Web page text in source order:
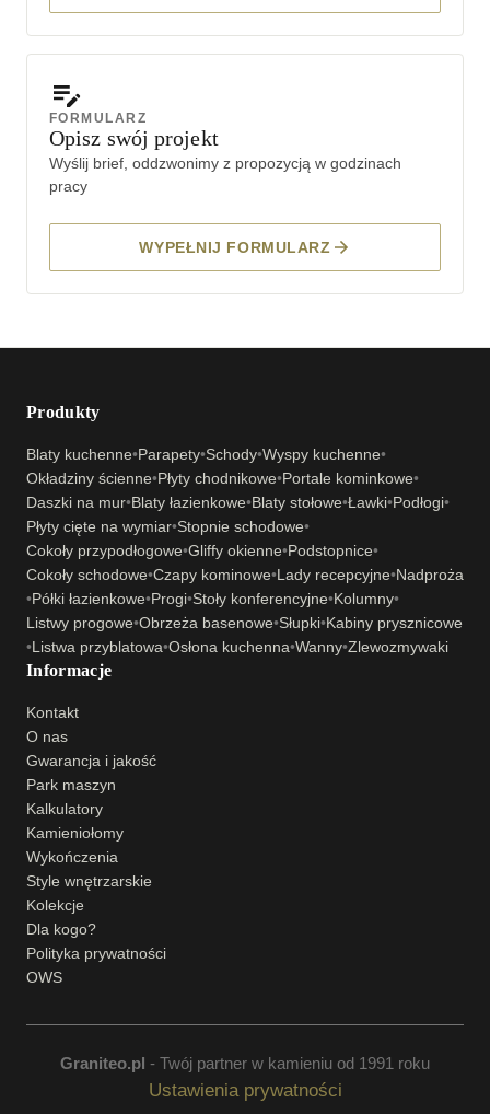
FORMULARZ
Opisz swój projekt
Wyślij brief, oddzwonimy z propozycją w godzinach
pracy
WYPEŁNIJ FORMULARZ
Produkty
Blaty kuchenne•Parapety•Schody•Wyspy kuchenne•
Okładziny ścienne•Płyty chodnikowe•Portale kominkowe•
Daszki na mur•Blaty łazienkowe•Blaty stołowe•Ławki•Podłogi•
Płyty cięte na wymiar•Stopnie schodowe•
Cokoły przypodłogowe•Gliffy okienne•Podstopnice•
Cokoły schodowe•Czapy kominowe•Lady recepcyjne•Nadproża
•Półki łazienkowe•Progi•Stoły konferencyjne•Kolumny•
Listwy progowe•Obrzeża basenowe•Słupki•Kabiny prysznicowe
•Listwa przyblatowa•Osłona kuchenna•Wanny•Zlewozmywaki
Informacje
Kontakt
O nas
Gwarancja i jakość
Park maszyn
Kalkulatory
Kamieniołomy
Wykończenia
Style wnętrzarskie
Kolekcje
Dla kogo?
Polityka prywatności
OWS
Graniteo.pl - Twój partner w kamieniu od 1991 roku
Ustawienia prywatności